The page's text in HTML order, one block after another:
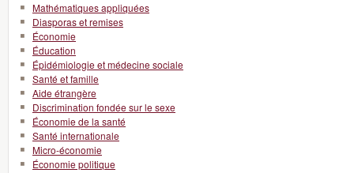
Mathématiques appliquées
Diasporas et remises
Économie
Éducation
Épidémiologie et médecine sociale
Santé et famille
Aide étrangère
Discrimination fondée sur le sexe
Économie de la santé
Santé internationale
Micro-économie
Économie politique